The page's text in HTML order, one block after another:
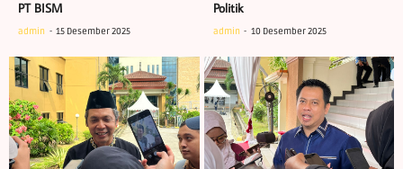
PT BISM
admin 15 Desember 2025
Politik
admin 10 Desember 2025